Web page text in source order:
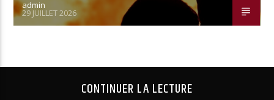
admin
29 JUILLET 2026
CONTINUER LA LECTURE